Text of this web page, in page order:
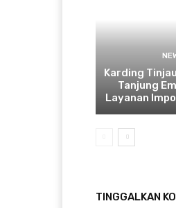
Karding
Tanjung
Layanan
TINGGALKAN